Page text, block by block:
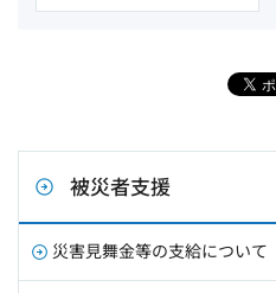
被災者支援
災害見舞金等の支給について